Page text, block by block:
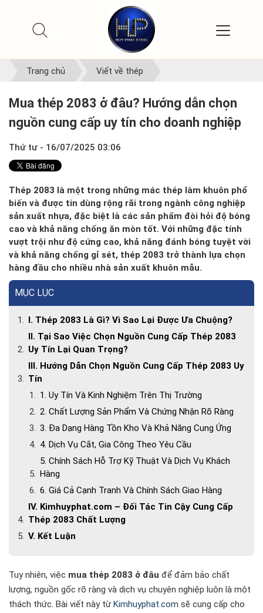
Trang chủ Viết về thép
Mua thép 2083 ở đâu? Hướng dẫn chọn
nguồn cung cấp uy tín cho doanh nghiệp
Thứ tư - 16/07/2025 03:06
Thép 2083 là một trong những mác thép làm khuôn phổ
biến và được tin dùng rộng rãi trong ngành công nghiệp
sản xuất nhựa, đặc biệt là các sản phẩm đòi hỏi độ bóng
cao và khả năng chống ăn mòn tốt. Với những đặc tính
vượt trội như độ cứng cao, khả năng đánh bóng tuyệt vời
và khả năng chống gỉ sét, thép 2083 trở thành lựa chọn
hàng đầu cho nhiều nhà sản xuất khuôn mẫu.
MỤC LỤC
I. Thép 2083 Là Gì? Vì Sao Lại Được Ưa Chuộng?
II. Tại Sao Việc Chọn Nguồn Cung Cấp Thép 2083
Uy Tín Lại Quan Trọng?
III. Hướng Dẫn Chọn Nguồn Cung Cấp Thép 2083 Uy
Tín
1. Uy Tín Và Kinh Nghiệm Trên Thị Trường
2. Chất Lượng Sản Phẩm Và Chứng Nhận Rõ Ràng
3. Đa Dạng Hàng Tồn Kho Và Khả Năng Cung Ứng
4. Dịch Vụ Cắt, Gia Công Theo Yêu Cầu
5. Chính Sách Hỗ Trợ Kỹ Thuật Và Dịch Vụ Khách
Hàng
6. Giá Cả Cạnh Tranh Và Chính Sách Giao Hàng
IV. Kimhuyphat.com – Đối Tác Tin Cậy Cung Cấp
Thép 2083 Chất Lượng
V. Kết Luận
Tuy nhiên, việc mua thép 2083 ở đâu để đảm bảo chất
lượng, nguồn gốc rõ ràng và dịch vụ chuyên nghiệp luôn là một
thách thức. Bài viết này từ Kimhuyphat.com sẽ cung cấp cho